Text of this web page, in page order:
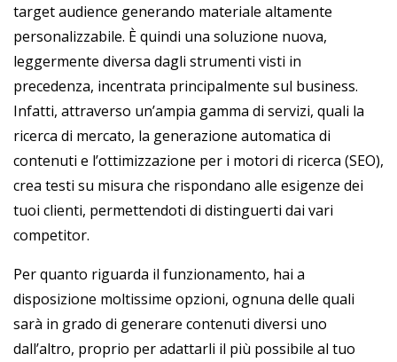
target audience generando materiale altamente
personalizzabile. È quindi una soluzione nuova,
leggermente diversa dagli strumenti visti in
precedenza, incentrata principalmente sul business.
Infatti, attraverso un’ampia gamma di servizi, quali la
ricerca di mercato, la generazione automatica di
contenuti e l’ottimizzazione per i motori di ricerca (SEO),
crea testi su misura che rispondano alle esigenze dei
tuoi clienti, permettendoti di distinguerti dai vari
competitor.
Per quanto riguarda il funzionamento, hai a
disposizione moltissime opzioni, ognuna delle quali
sarà in grado di generare contenuti diversi uno
dall’altro, proprio per adattarli il più possibile al tuo